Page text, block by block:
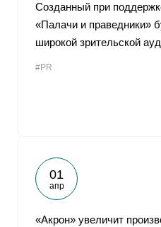
Созданный при
«Палачи и праведники»
широкой зрительской
#PR
01
апр
«Акрон» увеличит